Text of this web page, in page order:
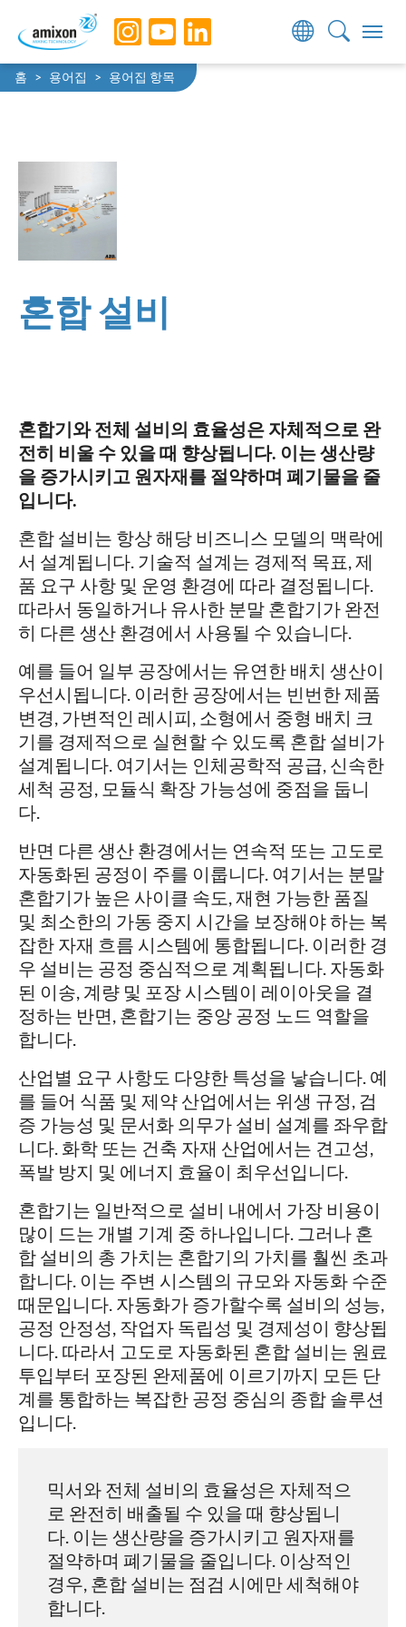
Skip to main navigation
Skip to main content
Skip to page footer
You are here:
홈 용어집 용어집 항목
혼합 설비
혼합기와 전체 설비의 효율성은 자체적으로 완
전히 비울 수 있을 때 향상됩니다. 이는 생산량
을 증가시키고 원자재를 절약하며 폐기물을 줄
입니다.
혼합 설비는 항상 해당 비즈니스 모델의 맥락에
서 설계됩니다. 기술적 설계는 경제적 목표, 제
품 요구 사항 및 운영 환경에 따라 결정됩니다.
따라서 동일하거나 유사한 분말 혼합기가 완전
히 다른 생산 환경에서 사용될 수 있습니다.
예를 들어 일부 공장에서는 유연한 배치 생산이
우선시됩니다. 이러한 공장에서는 빈번한 제품
변경, 가변적인 레시피, 소형에서 중형 배치 크
기를 경제적으로 실현할 수 있도록 혼합 설비가
설계됩니다. 여기서는 인체공학적 공급, 신속한
세척 공정, 모듈식 확장 가능성에 중점을 둡니
다.
반면 다른 생산 환경에서는 연속적 또는 고도로
자동화된 공정이 주를 이룹니다. 여기서는 분말
혼합기가 높은 사이클 속도, 재현 가능한 품질
및 최소한의 가동 중지 시간을 보장해야 하는 복
잡한 자재 흐름 시스템에 통합됩니다. 이러한 경
우 설비는 공정 중심적으로 계획됩니다. 자동화
된 이송, 계량 및 포장 시스템이 레이아웃을 결
정하는 반면, 혼합기는 중앙 공정 노드 역할을
합니다.
산업별 요구 사항도 다양한 특성을 낳습니다. 예
를 들어 식품 및 제약 산업에서는 위생 규정, 검
증 가능성 및 문서화 의무가 설비 설계를 좌우합
니다. 화학 또는 건축 자재 산업에서는 견고성,
폭발 방지 및 에너지 효율이 최우선입니다.
혼합기는 일반적으로 설비 내에서 가장 비용이
많이 드는 개별 기계 중 하나입니다. 그러나 혼
합 설비의 총 가치는 혼합기의 가치를 훨씬 초과
합니다. 이는 주변 시스템의 규모와 자동화 수준
때문입니다. 자동화가 증가할수록 설비의 성능,
공정 안정성, 작업자 독립성 및 경제성이 향상됩
니다. 따라서 고도로 자동화된 혼합 설비는 원료
투입부터 포장된 완제품에 이르기까지 모든 단
계를 통합하는 복잡한 공정 중심의 종합 솔루션
입니다.
믹서와 전체 설비의 효율성은 자체적으
로 완전히 배출될 수 있을 때 향상됩니
다. 이는 생산량을 증가시키고 원자재를
절약하며 폐기물을 줄입니다. 이상적인
경우, 혼합 설비는 점검 시에만 세척해야
합니다.